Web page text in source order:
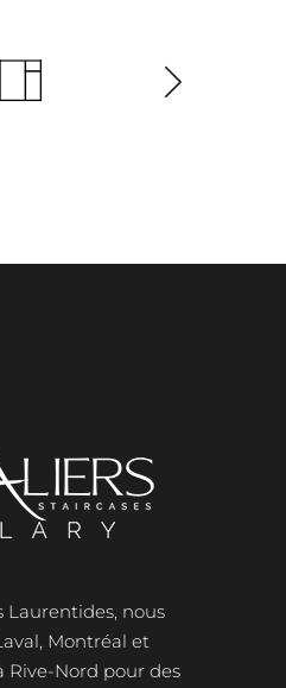
Laurentides, nous
, Montréal et
Rive-Nord pour des